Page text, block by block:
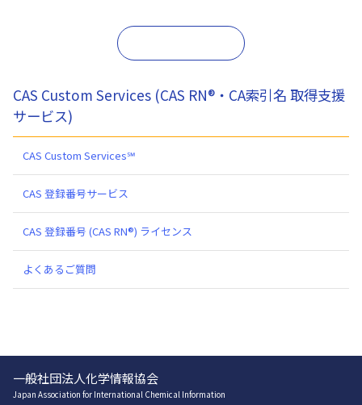
CAS Custom Services (CAS RN®・CA索引名 取得支援
サービス)
CAS Custom Services℠
CAS 登録番号サービス
CAS 登録番号 (CAS RN®) ライセンス
よくあるご質問
一般社団法人化学情報協会
Japan Association for International Chemical Information